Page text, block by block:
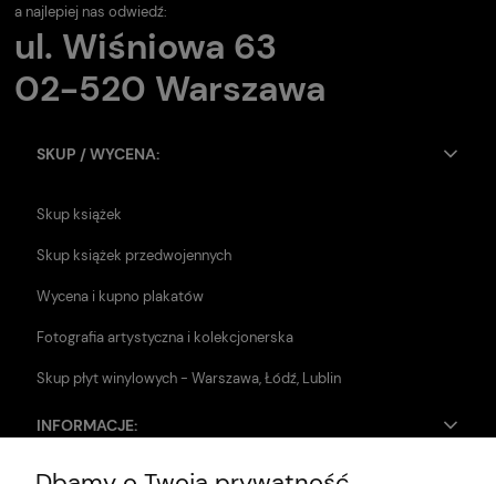
a najlepiej nas odwiedź:
ul. Wiśniowa 63
02-520 Warszawa
SKUP / WYCENA:
Skup książek
Skup książek przedwojennych
Wycena i kupno plakatów
Fotografia artystyczna i kolekcjonerska
Skup płyt winylowych - Warszawa, Łódź, Lublin
INFORMACJE: